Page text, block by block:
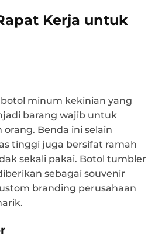
Kerja untuk
minum kekinian yang
barang wajib untuk
Benda ini selain
tinggi juga bersifat ramah
sekali pakai. Botol tumbler
sebagai souvenir
branding perusahaan